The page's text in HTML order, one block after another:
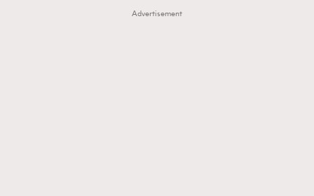
Advertisement